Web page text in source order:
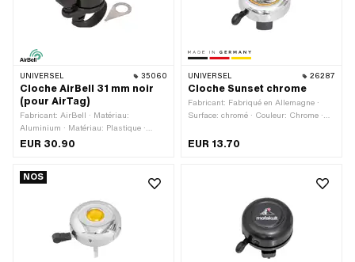
UNIVERSEL 35060
Cloche AirBell 31 mm noir
(pour AirTag)
Fabricant: AirBell · Matériau:
Aluminium · Matériau: Plastique ·
Surface: verni · Couleur: noir ·
Diamètre de serrage: 31 mm
EUR 30.90
UNIVERSEL 26287
Cloche Sunset chrome
Fabricant: Fabriqué en Allemagne ·
Surface: chromé · Couleur: Chrome ·
mm
EUR 13.70
NOS